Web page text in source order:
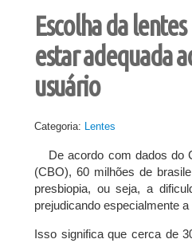
Escolha da
estar adequada
usuário
Categoria: Lentes
De acordo com dados do
(CBO), 60 milhões de
presbiopia, ou seja, a
prejudicando especialmente a
Isso significa que cerca de
vai dos olhos ao
coração, sem passar
pelo intelecto.
Gilbert Keith Chesterton
com os
com os
Sêneca